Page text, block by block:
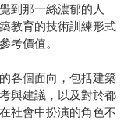
到那一絲濃郁的人
教育的技術訓練形式
考價值。
各個面向，包括建築
與建議，以及對於都
社會中扮演的角色不